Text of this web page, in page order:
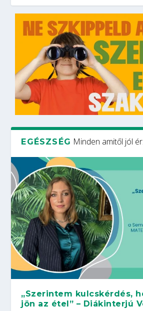
EGÉSZSÉG Minden amitől jól
„Szerintem kulcskérdés,
jön az étel” – Diákinterjú